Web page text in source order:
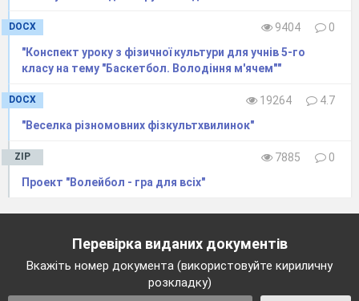
DOCX 9404
0
"Конспект уроку з фізичної культури для учнів 5-го
класу на тему "Баскетбол. Володіння м'ячем""
DOCX 19264
4.7
"Веселка різномовних фізкультхвилинок"
ZIP 7885
0
Проект "Волейбол - гра для всіх"
Перевірка виданих документів
Вкажіть номер документа (використовуйте кириличну
розкладку)